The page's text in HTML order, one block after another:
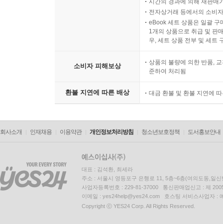
시간의 경과에 의해 재판매
전자상거래 등에서의 소비
eBook 세트 상품은 일괄 구
1개의 상품으로 취급 및 판
우, 세트 상품 전부 및 세트
소비자 피해보상
상품의 불량에 의한 반품,
준하여 처리됨
환불 지연에 따른 배상 대금 환불 및 환불 지연에
회사소개 인재채용 이용약관 개인정보처리방침 청소년보호정책 도서홍보안내
대표 : 김석환, 최세라
주소 : 서울시 영등포구 은행로 11, 5층~6층(여의도동,일신
사업자등록번호 : 229-81-37000 통신판매업신고 : 제
이메일 : yes24help@yes24.com 호스팅 서비스사업자 :
Copyright ⓒ YES24 Corp. All Rights Reserved.